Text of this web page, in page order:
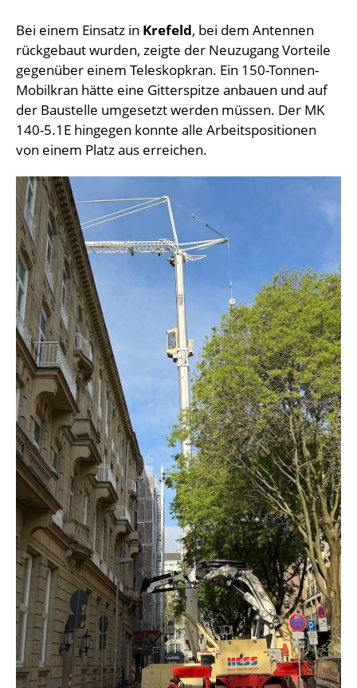
Bei einem Einsatz in Krefeld, bei dem Antennen
rückgebaut wurden, zeigte der Neuzugang Vorteile
gegenüber einem Teleskopkran. Ein 150-Tonnen-
Mobilkran hätte eine Gitterspitze anbauen und auf
der Baustelle umgesetzt werden müssen. Der MK
140-5.1E hingegen konnte alle Arbeitspositionen
von einem Platz aus erreichen.